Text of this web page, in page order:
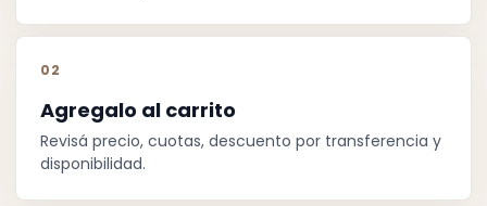
02
Agregalo al carrito
Revisá precio, cuotas, descuento por transferencia y
disponibilidad.